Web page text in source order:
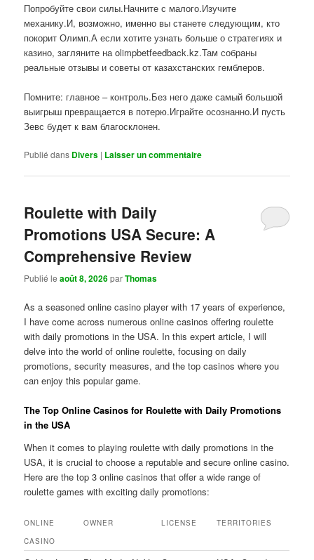
Попробуйте свои силы.Начните с малого.Изучите
механику.И, возможно, именно вы станете следующим, кто
покорит Олимп.А если хотите узнать больше о стратегиях и
казино, загляните на olimpbetfeedback.kz.Там собраны
реальные отзывы и советы от казахстанских гемблеров.
Помните: главное – контроль.Без него даже самый большой
выигрыш превращается в потерю.Играйте осознанно.И пусть
Зевс будет к вам благосклонен.
Publié dans Divers | Laisser un commentaire
Roulette with Daily
Promotions USA Secure: A
Comprehensive Review
Publié leaoût 8, 2026parThomas
As a seasoned online casino player with 17 years of experience,
I have come across numerous online casinos offering roulette
with daily promotions in the USA. In this expert article, I will
delve into the world of online roulette, focusing on daily
promotions, security measures, and the top casinos where you
can enjoy this popular game.
The Top Online Casinos for Roulette with Daily Promotions
in the USA
When it comes to playing roulette with daily promotions in the
USA, it is crucial to choose a reputable and secure online casino.
Here are the top 3 online casinos that offer a wide range of
roulette games with exciting daily promotions:
ONLINE
CASINO
OWNER LICENSE TERRITORIES